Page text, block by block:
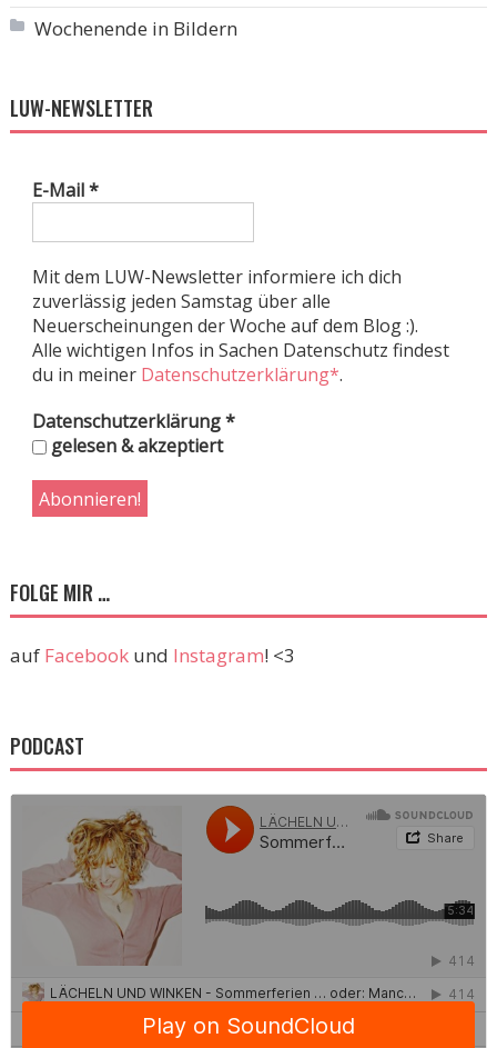
Wochenende in Bildern
LUW-NEWSLETTER
E-Mail*
Mit dem LUW-Newsletter informiere ich dich
zuverlässig jeden Samstag über alle
Neuerscheinungen der Woche auf dem Blog :).
Alle wichtigen Infos in Sachen Datenschutz findest
du in meiner Datenschutzerklärung*.
Datenschutzerklärung*
gelesen & akzeptiert
FOLGE MIR …
auf Facebookund Instagram! <3
PODCAST